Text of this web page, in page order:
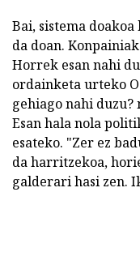
Bai, sistema
da doan.
Horrek esan nahi
ordainketa urteko
gehiago nahi duzu?
Esan hala nola
esateko. "Zer ez
da harritzekoa,
galderari hasi zen.